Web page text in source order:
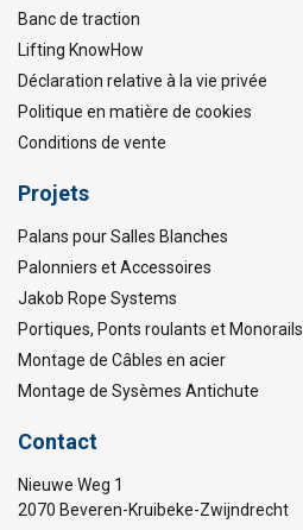
Banc de traction
Lifting KnowHow
Déclaration relative à la vie privée
Politique en matière de cookies
Conditions de vente
Projets
Palans pour Salles Blanches
Palonniers et Accessoires
Jakob Rope Systems
Portiques, Ponts roulants et Monorails
Montage de Câbles en acier
Montage de Sysèmes Antichute
Contact
Nieuwe Weg 1
2070 Beveren-Kruibeke-Zwijndrecht